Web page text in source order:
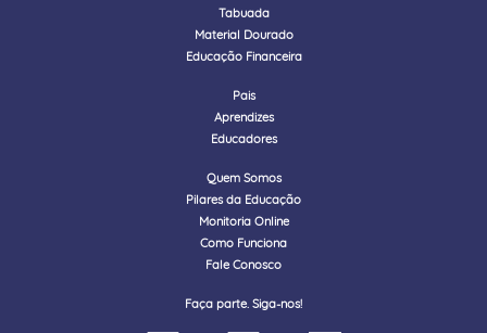
Tabuada
Material Dourado
Educação Financeira
Pais
Aprendizes
Educadores
Quem Somos
Pilares da Educação
Monitoria Online
Como Funciona
Fale Conosco
Faça parte. Siga-nos!